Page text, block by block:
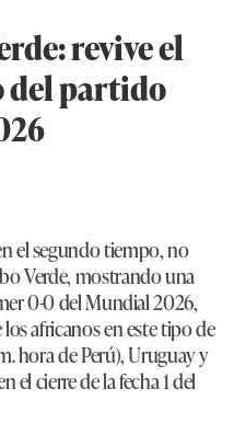
revive el
partido
el segundo tiempo, no
Verde, mostrando una
0-0 del Mundial 2026,
africanos en este tipo de
hora de Perú), Uruguay y
el cierre de la fecha 1 del